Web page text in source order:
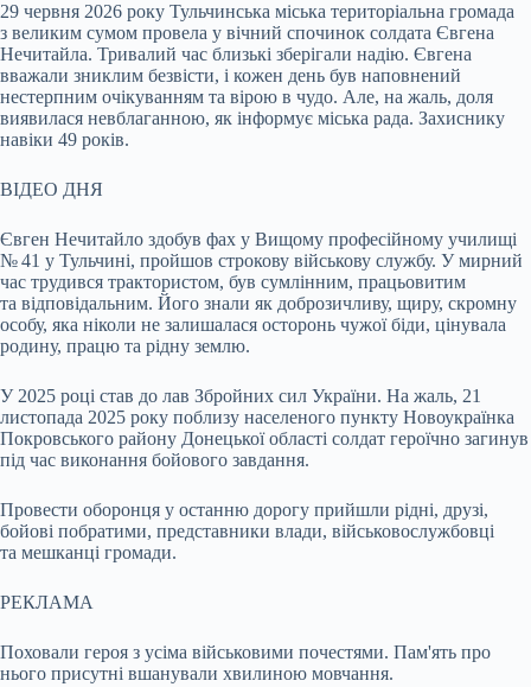
29 червня 2026 року Тульчинська міська територіальна громада
з великим сумом провела у вічний спочинок солдата Євгена
Нечитайла. Тривалий час близькі зберігали надію. Євгена
вважали зниклим безвісти, і кожен день був наповнений
нестерпним очікуванням та вірою в чудо. Але, на жаль, доля
виявилася невблаганною, як інформує міська рада. Захиснику
навіки 49 років.
ВІДЕО ДНЯ
Євген Нечитайло здобув фах у Вищому професійному училищі
№ 41 у Тульчині, пройшов строкову військову службу. У мирний
час трудився трактористом, був сумлінним, працьовитим
та відповідальним. Його знали як доброзичливу, щиру, скромну
особу, яка ніколи не залишалася осторонь чужої біди, цінувала
родину, працю та рідну землю.
У 2025 році став до лав Збройних сил України. На жаль, 21
листопада 2025 року поблизу населеного пункту Новоукраїнка
Покровського району Донецької області солдат героїчно загинув
під час виконання бойового завдання.
Провести оборонця у останню дорогу прийшли рідні, друзі,
бойові побратими, представники влади, військовослужбовці
та мешканці громади.
РЕКЛАМА
Поховали героя з усіма військовими почестями. Пам'ять про
нього присутні вшанували хвилиною мовчання.